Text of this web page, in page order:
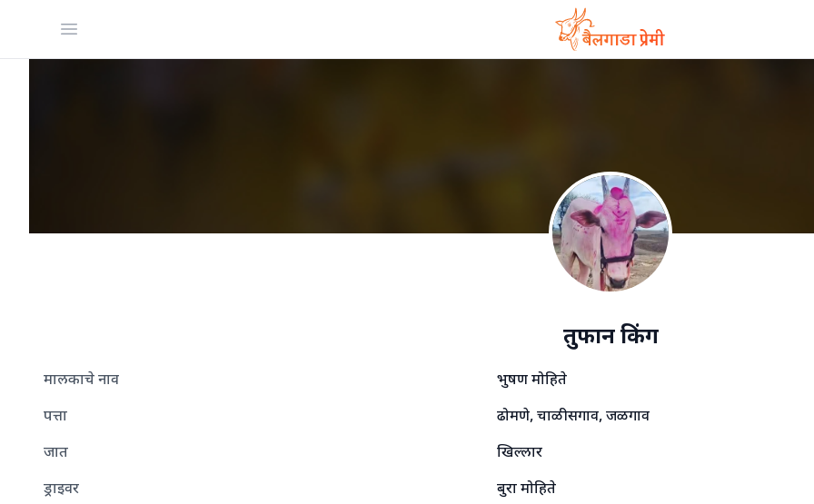
Open menu
तुफान किंग
मालकाचे नाव
भुषण मोहिते
पत्ता
ढोमणे, चाळीसगाव, जळगाव
जात
खिल्लार
ड्राइवर
बुरा मोहिते